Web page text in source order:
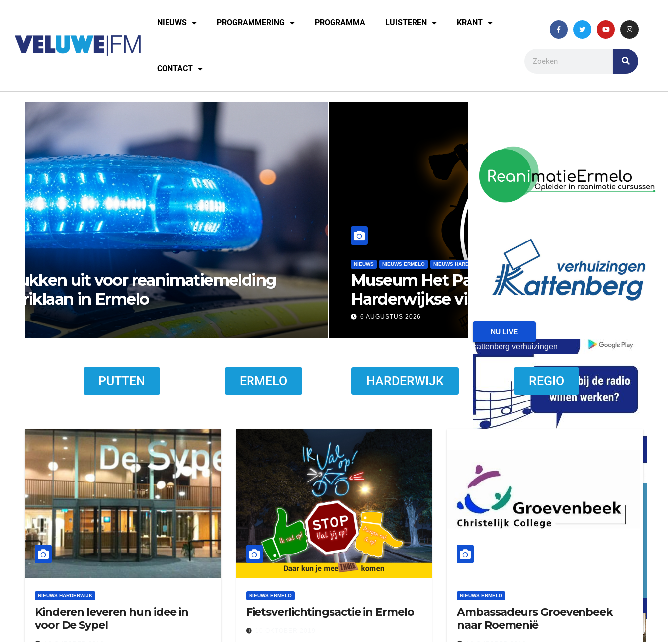
NIEUWS PROGRAMMERING PROGRAMMA LUISTEREN KRANT
CONTACT
NIEUWS HARDERWIJK
Museum Het Pakhuis Ermelo zoekt nazaten van
Harderwijkse visser
6 AUGUSTUS 2026
NIEUWS NIEUWS HARDERWIJK
Harderwijk wil lokale
met nieuw
reanimatie ermelo
dierenkliniekputten
kattenberg verhuizingen
word vrijwilliger (1)
NU LIVE
PUTTEN ERMELO HARDERWIJK REGIO
NIEUWS HARDERWIJK
Kinderen leveren hun idee in
voor De Sypel
NIEUWS ERMELO
Fietsverlichtingsactie in Ermelo
NIEUWS ERMELO
Ambassadeurs Groevenbeek
naar Roemenië